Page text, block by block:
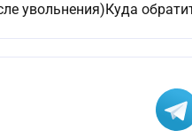
увольнения)Куда